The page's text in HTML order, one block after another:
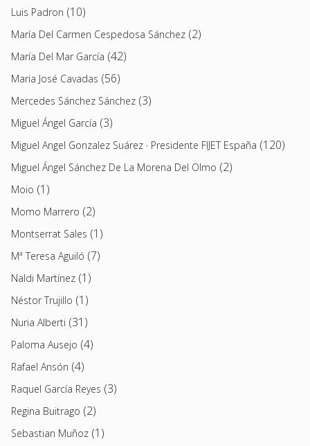
Luis Padron (10)
María Del Carmen Cespedosa Sánchez (2)
María Del Mar García (42)
Maria José Cavadas (56)
Mercedes Sánchez Sánchez (3)
Miguel Ángel García (3)
Miguel Angel Gonzalez Suárez · Presidente FIJET España (120)
Miguel Ángel Sánchez De La Morena Del Olmo (2)
Moio (1)
Momo Marrero (2)
Montserrat Sales (1)
Mª Teresa Aguiló (7)
Naldi Martínez (1)
Néstor Trujillo (1)
Nuria Alberti (31)
Paloma Ausejo (4)
Rafael Ansón (4)
Raquel García Reyes (3)
Regina Buitrago (2)
Sebastian Muñoz (1)